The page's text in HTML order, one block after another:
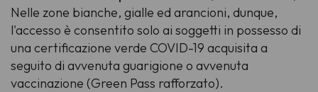
Nelle zone bianche, gialle ed arancioni, dunque,
l'accesso è consentito solo ai soggetti in possesso di
una certificazione verde COVID-19 acquisita a
seguito di avvenuta guarigione o avvenuta
vaccinazione (Green Pass rafforzato).